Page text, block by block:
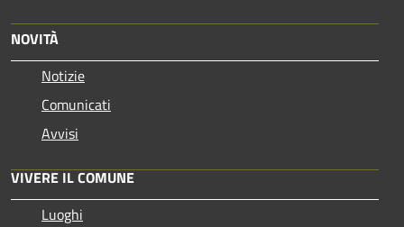
NOVITÀ
Notizie
Comunicati
Avvisi
VIVERE IL COMUNE
Luoghi